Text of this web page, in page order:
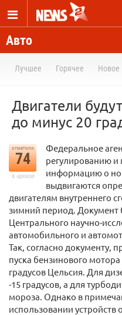
Авто
Лучшее Горячее Новое
Двигатели
до минус 20
отметили
74
в архиве
Федеральное
регулированию и
информацию о
выдвигаются
двигателям внутреннего
зимний период. Документ
Центрального научно-
автомобильного и
Так, согласно документу,
пуска бензинового
градусов Цельсия. Для
-15 градусов, а для
мороза. Однако в
использовании устройств